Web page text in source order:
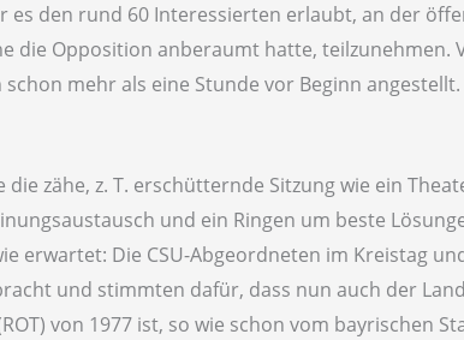
es den rund 60 Interessierten erlaubt, an der
die Opposition anberaumt hatte, teilzunehmen.
mehr als eine Stunde vor Beginn
die zähe, z. T. erschütternde Sitzung wie ein
und ein Ringen um beste
erwartet: Die CSU-Abgeordneten im Kreistag
und stimmten dafür, dass nun auch der
von 1977 ist, so wie schon vom bayrischen